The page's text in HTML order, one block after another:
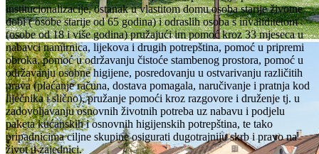
institucionalizacije, ostanak u vlastitom domu osoba starije životne
dobi ( osobe starije od 65 godina) i odraslih osoba s invaliditetom
(osobe od 18 i više godina) pružajući im pomoć kroz 33 mjeseca u
nabavci namirnica, lijekova i drugih potrepština, pomoć u pripremi
obroka, pomoć u održavanju čistoće stambenog prostora, pomoć u
održavanju osobne higijene, posredovanju u ostvarivanju različitih
prava (plaćanje računa, dostava pomagala, naručivanje i pratnja kod
liječnika i slično), pružanje pomoći kroz razgovore i druženje tj. u
zadovoljavanju osnovnih životnih potreba uz nabavu i podjelu
paketa kućanskih i osnovnih higijenskih potrepština, te tako
pripadnicima ciljne skupine osigurati dugotrajniju skrb i pravo na
život u zajednici.